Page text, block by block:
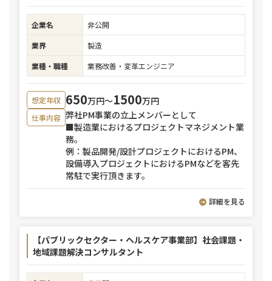
企業名
非公開
業界
製造
業種・職種
業務改善・変革エンジニア
想定年収 650万円〜1500万円
仕事内容 弊社PM事業の立上メンバーとして
■製造業におけるプロジェクトマネジメント業
務。
例：製品開発/設計プロジェクトにおけるPM、
設備導入プロジェクトにおけるPMなどを客先
常駐で実行頂きます。
詳細を見る
【パブリックセクター・ヘルスケア事業部】社会課題・
地域課題解決コンサルタント